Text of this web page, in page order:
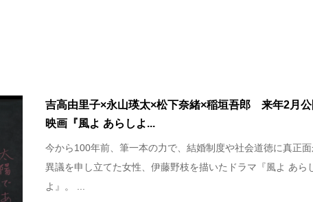
吉高由里子×永山瑛太×松下奈緒×稲垣吾郎 来年2月
映画『風よ あらしよ...
今から100年前、筆一本の力で、結婚制度や社会道徳に真正
異議を申し立てた女性、伊藤野枝を描いたドラマ『風よ あら
よ』。 ...